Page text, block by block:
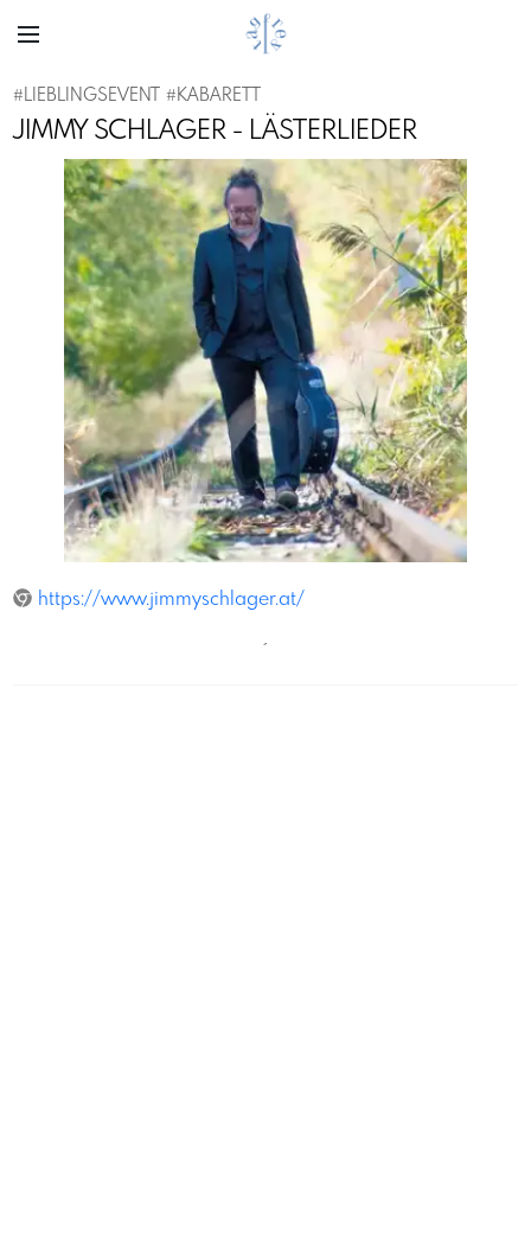
#LIEBLINGSEVENT #KABARETT
JIMMY SCHLAGER - LÄSTERLIEDER
Previous Next
https://www.jimmyschlager.at/
´